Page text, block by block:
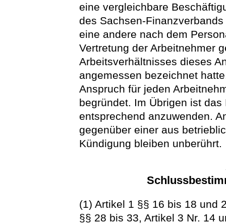
eine vergleichbare
des Sachsen-
eine andere nach dem
Vertretung der Arbeitnehmer
Arbeitsverhältnisses dieses
angemessen bezeichnet
Anspruch für jeden
begründet. Im Übrigen ist
entsprechend anzuwenden.
gegenüber einer aus
Kündigung bleiben unberührt.
(1) Artikel 1 §§ 16 bis 18 und
§§ 28 bis 33, Artikel 3 Nr. 14